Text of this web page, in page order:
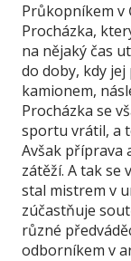
Průkopníkem v
Procházka,
na nějaký čas
do doby, kdy
kamionem,
Procházka se
sportu vrátil, a
Avšak příprava
zátěží. A tak se
stal mistrem v
zúčastňuje
různé
odborníkem v